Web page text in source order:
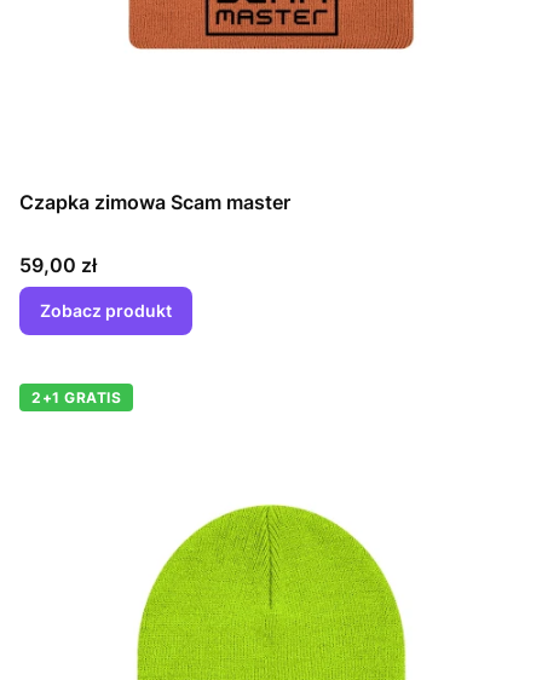
Czapka zimowa Scam master
Cena
59,00 zł
Zobacz produkt
2+1 GRATIS